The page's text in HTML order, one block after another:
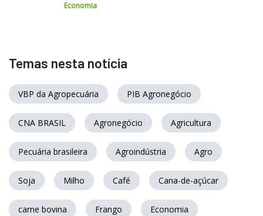
Economia
Temas nesta notícia
VBP da Agropecuária PIB Agronegócio
CNA BRASIL Agronegócio Agricultura
Pecuária brasileira Agroindústria Agro
Soja Milho Café Cana-de-açúcar
carne bovina Frango Economia